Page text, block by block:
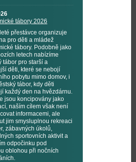
tábory 2026
přestávce organizuje
pro děti a mládež
tábory. Podobně jako
letech nabízíme
tábor pro starší a
děti, které se nebojí
pobytu mimo domov, i
tábor, kdy děti
každý den na hvězdárnu.
jsou koncipovány jako
naším cílem však není
informacemi, ale
jim smysluplnou rekreaci
zábavných úkolů,
sportovních aktivit a
odpočinku pod
oblohou při nočních